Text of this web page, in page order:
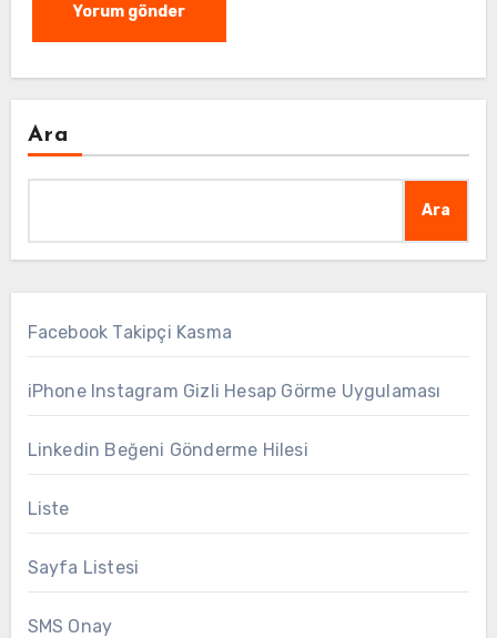
Ara
Ara
Facebook Takipçi Kasma
iPhone Instagram Gizli Hesap Görme Uygulaması
Linkedin Beğeni Gönderme Hilesi
Liste
Sayfa Listesi
SMS Onay